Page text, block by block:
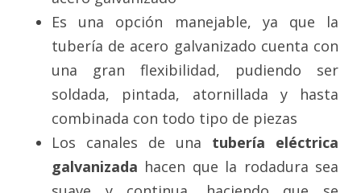
Es una opción manejable, ya que la
tubería de acero galvanizado cuenta con
una gran flexibilidad, pudiendo ser
soldada, pintada, atornillada y hasta
combinada con todo tipo de piezas
Los canales de una tubería eléctrica
galvanizada hacen que la rodadura sea